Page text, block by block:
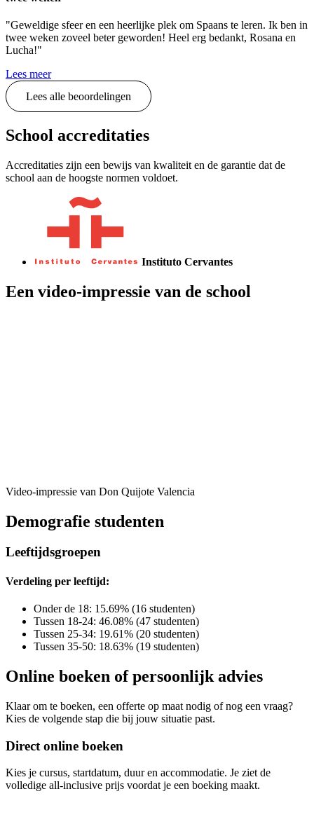
"Geweldige sfeer en een heerlijke plek om Spaans te leren. Ik ben in
twee weken zoveel beter geworden! Heel erg bedankt, Rosana en
Lucha!"
Lees meer
Lees alle beoordelingen
School accreditaties
Accreditaties zijn een bewijs van kwaliteit en de garantie dat de
school aan de hoogste normen voldoet.
Instituto Cervantes
Een video-impressie van de school
Video-impressie van Don Quijote Valencia
Demografie studenten
Leeftijdsgroepen
Verdeling per leeftijd:
Onder de 18: 15.69% (16 studenten)
Tussen 18-24: 46.08% (47 studenten)
Tussen 25-34: 19.61% (20 studenten)
Tussen 35-50: 18.63% (19 studenten)
Online boeken of persoonlijk advies
Klaar om te boeken, een offerte op maat nodig of nog een vraag?
Kies de volgende stap die bij jouw situatie past.
Direct online boeken
Kies je cursus, startdatum, duur en accommodatie. Je ziet de
volledige all-inclusive prijs voordat je een boeking maakt.